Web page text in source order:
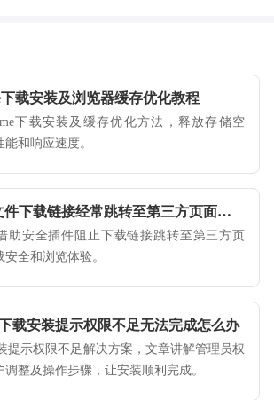
载安装及浏览器缓存优化教程
下载安装及缓存优化方法，释放存储空
和响应速度。
Google浏览器文件下载链接经常跳转至第三方页面该如何控制
助安全插件阻止下载链接跳转至第三方页
全和浏览体验。
载安装提示权限不足无法完成怎么办
提示权限不足解决方案，文章讲解管理员权
调整及操作步骤，让安装顺利完成。